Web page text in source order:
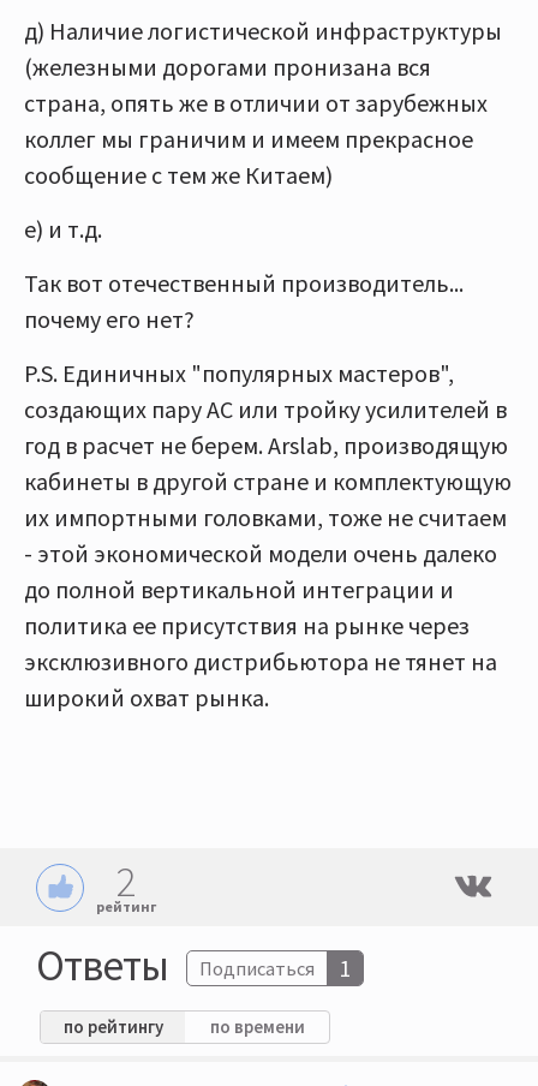
д) Наличие логистической инфраструктуры
(железными дорогами пронизана вся
страна, опять же в отличии от зарубежных
коллег мы граничим и имеем прекрасное
сообщение с тем же Китаем)
е) и т.д.
Так вот отечественный производитель...
почему его нет?
P.S. Единичных "популярных мастеров",
создающих пару АС или тройку усилителей в
год в расчет не берем. Arslab, производящую
кабинеты в другой стране и комплектующую
их импортными головками, тоже не считаем
- этой экономической модели очень далеко
до полной вертикальной интеграции и
политика ее присутствия на рынке через
эксклюзивного дистрибьютора не тянет на
широкий охват рынка.
2
рейтинг
Ответы Подписаться 1
по рейтингу по времени